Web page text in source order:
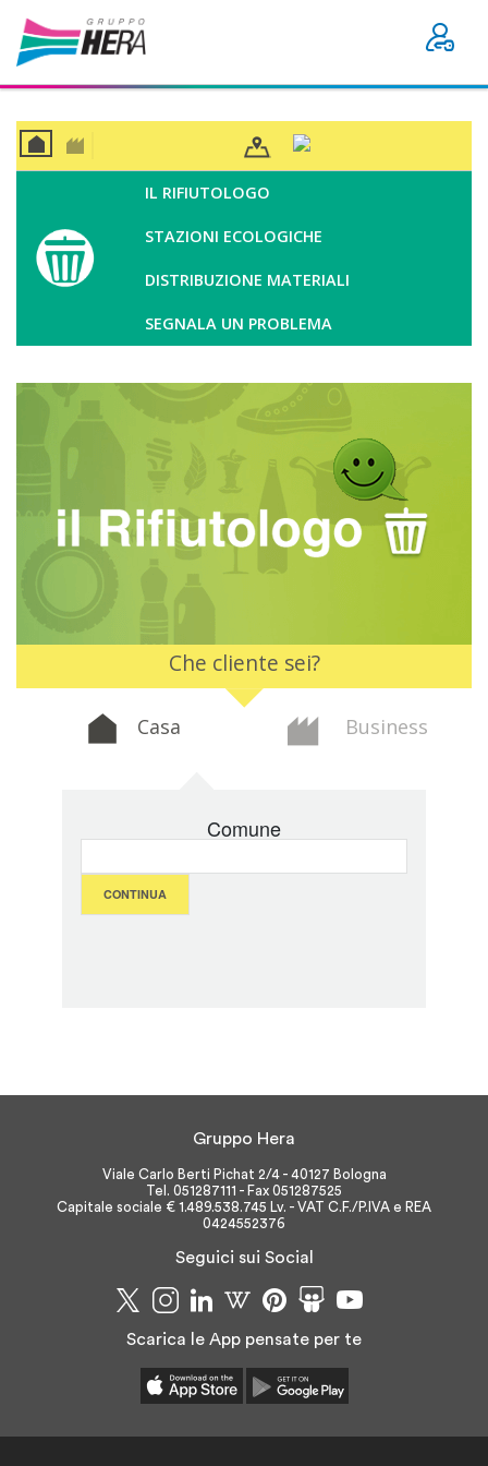
IL RIFIUTOLOGO
STAZIONI ECOLOGICHE
DISTRIBUZIONE MATERIALI
SEGNALA UN PROBLEMA
Che cliente sei?
Casa Business
Comune
Gruppo Hera
Viale Carlo Berti Pichat 2/4 - 40127 Bologna
Tel. 051287111 - Fax 051287525
Capitale sociale € 1.489.538.745 Lv. - VAT C.F./P.IVA e REA
0424552376
Seguici sui Social
Scarica le App pensate per te